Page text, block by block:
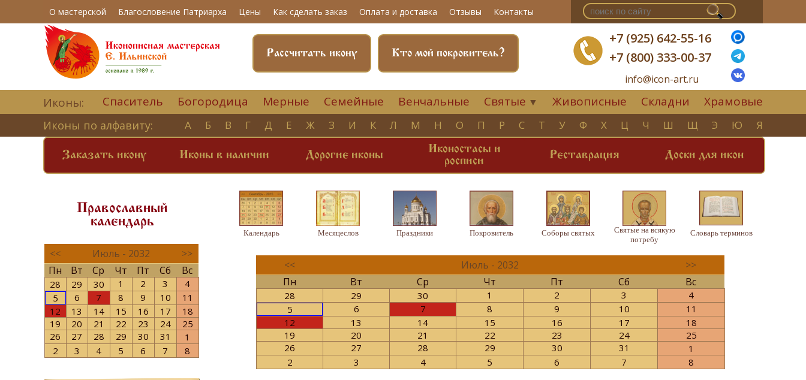
О мастерской Благословение Патриарха Цены Как сделать заказ Оплата и доставка Отзывы Контакты
+7 (925) 642-55-16
+7 (800) 333-00-37
info@icon-art.ru
Кто мой покровитель?
Рассчитать икону
Иконы: Спаситель Богородица Мерные Семейные Венчальные Святые ▼ Живописные Складни Храмовые
Иконы по алфавиту: А Б В Г Д Е Ж З И К Л М Н О П Р С Т У Ф Х Ц Ч Ш Щ Э Ю Я
Заказать икону Иконы в наличии Дорогие иконы
Иконостасы и
росписи
Реставрация Доски для икон
Православный
календарь
<< Июль - 2032
>>
Пн
Вт Ср Чт Пт Сб Вс
28 29 30 1 2 3
4
5
6 7 8 9 10
11
12
13 14 15 16 17
18
19
20 21 22 23 24
25
26
27 28 29 30 31
1
2
3 4 5 6 7 8
Календарь Месяцеслов Праздники Покровитель Соборы святых
Святые на всякую
потребу
Словарь терминов
<< Июль - 2032
>>
Пн
Вт Ср Чт Пт Сб Вс
28 29 30 1 2 3
4
5
6 7 8 9 10
11
12
13 14 15 16 17
18
19
20 21 22 23 24
25
26
27 28 29 30 31
1
2
3 4 5 6 7 8